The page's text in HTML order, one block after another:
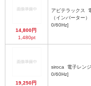
14,800円
1,480pt
アビテラックス
（インバータ
0/60Hz]
19,250円
siroca
0/60Hz]